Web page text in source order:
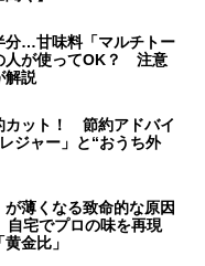
分…甘味料「マルチトー
人が使ってOK？ 注意
解説
カット！ 節約アドバイ
ジャー」と“おうち外
が薄くなる致命的な原因
宅でプロの味を再現
金比」